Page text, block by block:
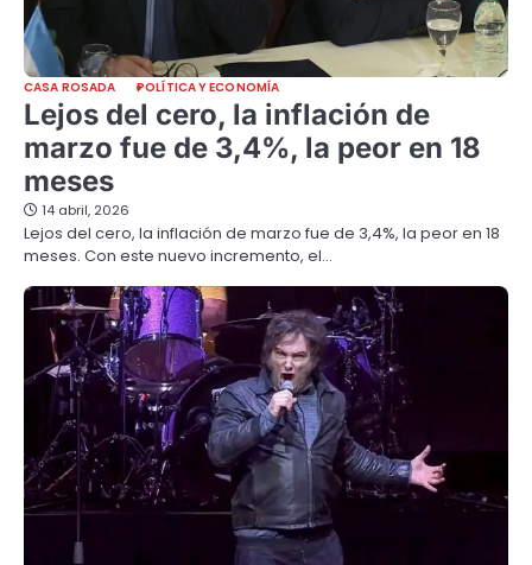
CASA ROSADA POLÍTICA Y ECONOMÍA
Lejos del cero, la inflación de
marzo fue de 3,4%, la peor en 18
meses
14 abril, 2026
Lejos del cero, la inflación de marzo fue de 3,4%, la peor en 18
meses. Con este nuevo incremento, el…